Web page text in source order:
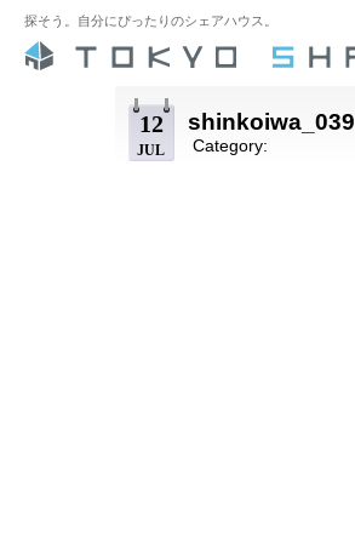
探そう。自分にぴったりのシェアハウス。
12
JUL
shinkoiwa_039
Category: